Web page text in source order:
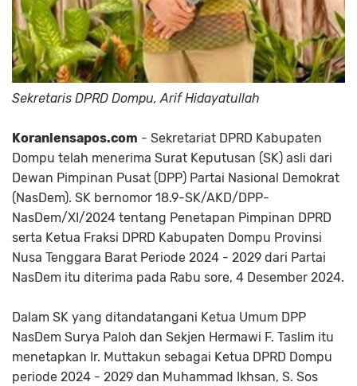
Sekretaris DPRD Dompu, Arif Hidayatullah
Koranlensapos.com - Sekretariat DPRD Kabupaten
Dompu telah menerima Surat Keputusan (SK) asli dari
Dewan Pimpinan Pusat (DPP) Partai Nasional Demokrat
(NasDem). SK bernomor 18.9-SK/AKD/DPP-
NasDem/XI/2024 tentang Penetapan Pimpinan DPRD
serta Ketua Fraksi DPRD Kabupaten Dompu Provinsi
Nusa Tenggara Barat Periode 2024 - 2029 dari Partai
NasDem itu diterima pada Rabu sore, 4 Desember 2024.
Dalam SK yang ditandatangani Ketua Umum DPP
NasDem Surya Paloh dan Sekjen Hermawi F. Taslim itu
menetapkan Ir. Muttakun sebagai Ketua DPRD Dompu
periode 2024 - 2029 dan Muhammad Ikhsan, S. Sos